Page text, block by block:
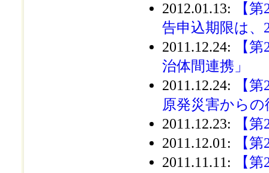
2012.01.13:
【
告申込期限は、
2011.12.24:
【
治体間連携」
2011.12.24:
【
原発災害からの
2011.12.23:
【
2011.12.01 :
【
2011.11.11 :
【